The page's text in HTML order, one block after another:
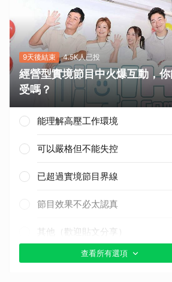
9天後結束 4.5K人已投
經營型實境節目中火爆互動，
受嗎？
能理解高壓工作環境
可以嚴格但不能失控
已超過實境節目界線
節目效果不必太認真
其他（歡迎貼文分享）
查看所有選項